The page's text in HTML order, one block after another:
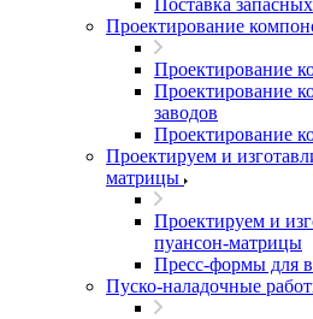
Поставка
Проектирование
Проектирование
Проектирование
заводов
Проектирование
Проектируем и
матрицы
Проектируем и
пуансон-матрицы
Пресс-формы для
Пуско-наладочные